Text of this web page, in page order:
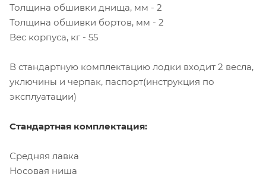
Толщина обшивки днища, мм - 2
Толщина обшивки бортов, мм - 2
Вес корпуса, кг - 55
В стандартную комплектацию лодки входит 2 весла,
уключины и черпак, паспорт(инструкция по
эксплуатации)
Стандартная комплектация:
Средняя лавка
Носовая ниша